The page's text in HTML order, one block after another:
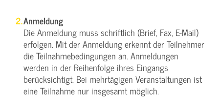
Anmeldung
Die Anmeldung muss schriftlich (Brief, Fax, E-Mail)
erfolgen. Mit der Anmeldung erkennt der Teilnehmer
die Teilnahmebedingungen an. Anmeldungen
werden in der Reihenfolge ihres Eingangs
berücksichtigt. Bei mehrtägigen Veranstaltungen ist
eine Teilnahme nur insgesamt möglich.